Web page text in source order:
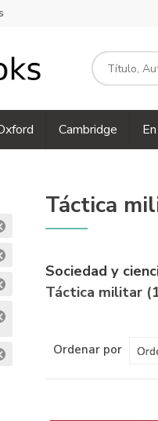
Cambridge
Táctica
Sociedad y
Táctica militar
Ordenar por